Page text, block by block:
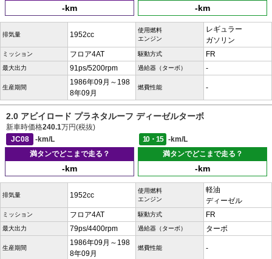
-km -km
排気量 1952cc
使用燃料
エンジン
レギュラー
ガソリン
ミッション フロア4AT 駆動方式 FR
最大出力 91ps/5200rpm 過給器（ターボ） -
生産期間
1986年09月～198
8年09月
燃費性能 -
2.0 アビイロード プラネタルーフ ディーゼルターボ
新車時価格240.1万円(税抜)
JC08
-km/L 10・15
-km/L
満タンでどこまで走る？
-km
満タンでどこまで走る？
-km
排気量 1952cc
使用燃料
エンジン
軽油
ディーゼル
ミッション フロア4AT 駆動方式 FR
最大出力 79ps/4400rpm 過給器（ターボ） ターボ
生産期間
1986年09月～198
8年09月
燃費性能 -